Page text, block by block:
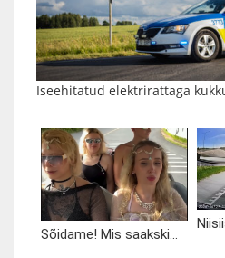
Iseehitatud elektrirattaga
Sõidame! Mis saakski...